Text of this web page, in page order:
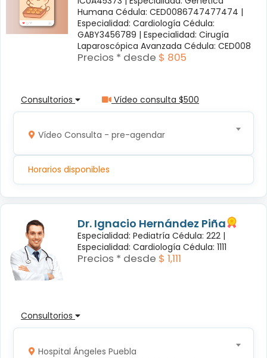
Humana Cédula: CED0086747477474 |
Especialidad: Cardiología Cédula:
GABY3456789 | Especialidad: Cirugía
Laparoscópica Avanzada Cédula: CED008
Precios * desde $ 805
Consultorios Vídeo consulta $500
Vídeo Consulta - pre-agendar
Horarios disponibles
Dr. Ignacio Hernández Piña
Especialidad: Pediatría Cédula: 222 |
Especialidad: Cardiología Cédula: 1111
Precios * desde $ 1,111
Consultorios
Hospital Ángeles Puebla